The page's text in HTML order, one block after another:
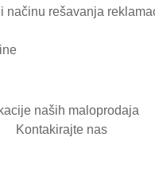
načinu rešavanja
naših maloprodaja
Kontakirajte nas